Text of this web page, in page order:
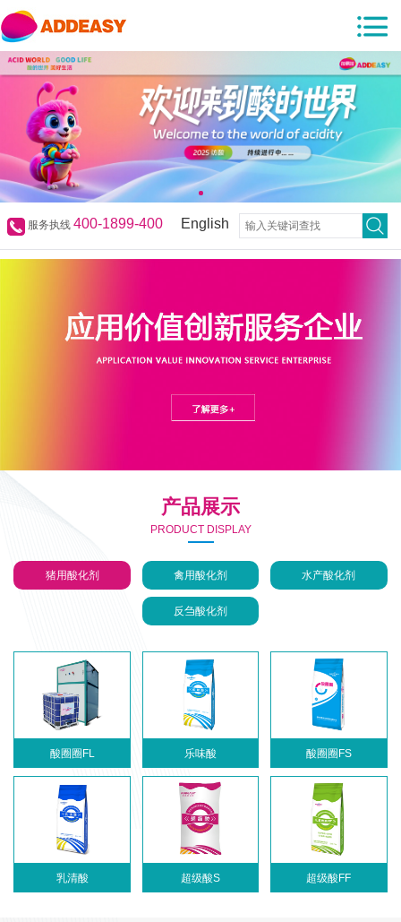
服务执线 400-1899-400 English
产品展示
PRODUCT DISPLAY
猪用酸化剂 禽用酸化剂 水产酸化剂
反刍酸化剂
酸圈圈FL 乐味酸 酸圈圈FS
乳清酸 超级酸S 超级酸FF